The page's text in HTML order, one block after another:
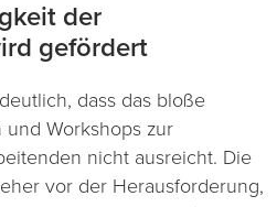
der
gefördert
dass das bloße
Workshops zur
nicht ausreicht. Die
vor der Herausforderung,